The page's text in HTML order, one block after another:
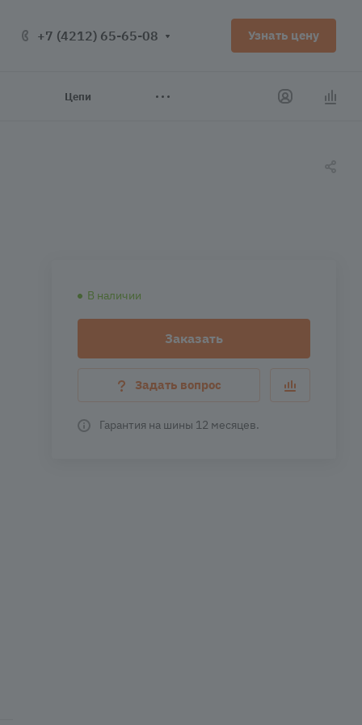
+7 (4212) 65-65-08 Узнать цену
Цепи
В наличии
Заказать
Задать вопрос
Гарантия на шины 12 месяцев.